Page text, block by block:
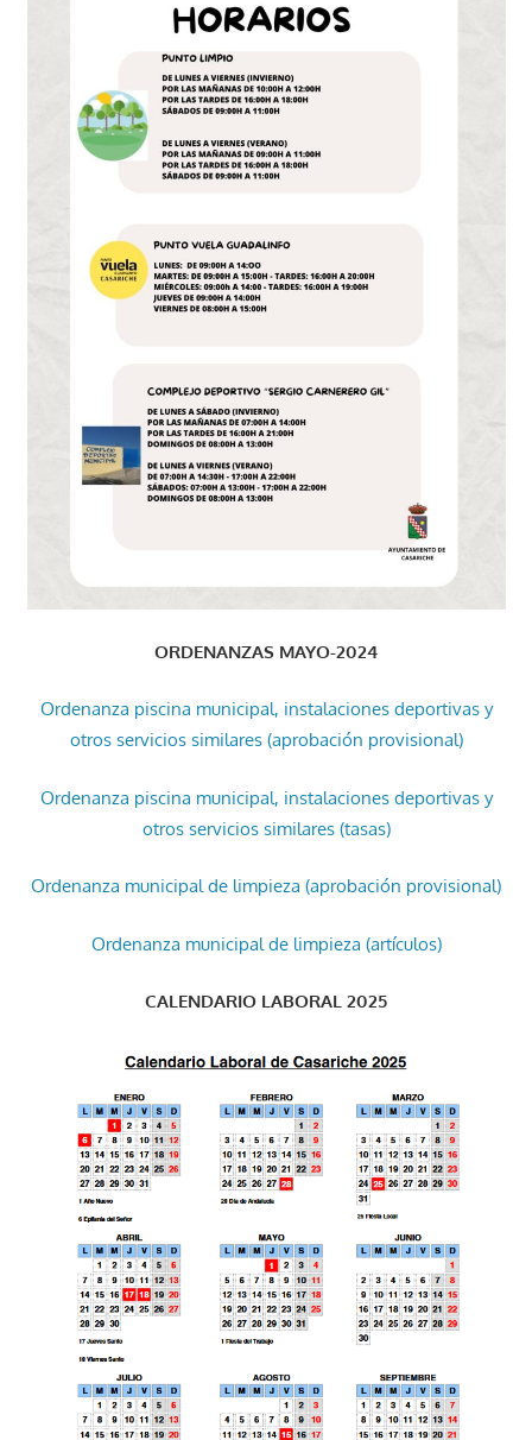
ORDENANZAS MAYO-2024
Ordenanza piscina municipal, instalaciones deportivas y
otros servicios similares (aprobación provisional)
Ordenanza piscina municipal, instalaciones deportivas y
otros servicios similares (tasas)
Ordenanza municipal de limpieza (aprobación provisional)
Ordenanza municipal de limpieza (artículos)
CALENDARIO LABORAL 2025